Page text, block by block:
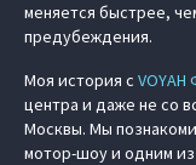
меняется быстрее,
предубеждения.
Моя история с VOYAH
центра и даже не со
Москвы. Мы
мотор-шоу и одним